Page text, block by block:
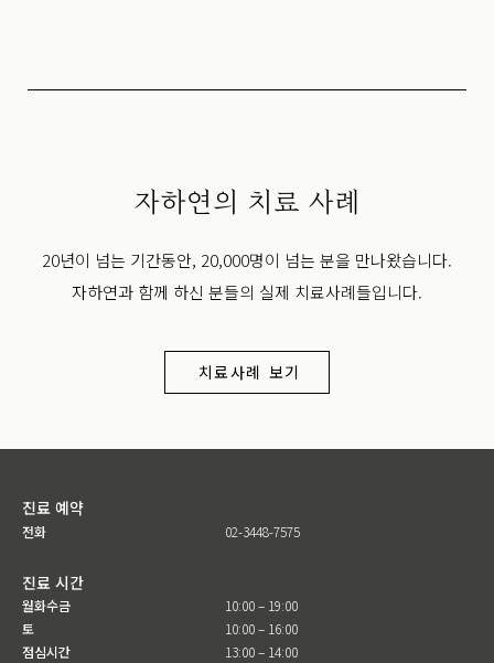
자하연의 치료 사례
20년이 넘는 기간동안, 20,000명이 넘는 분을 만나왔습니다.
자하연과 함께 하신 분들의 실제 치료사례들입니다.
치료사례 보기
진료 예약
전화 02-3448-7575
진료 시간
월화수금
토
점심시간
10:00 – 19:00
10:00 – 16:00
13:00 – 14:00